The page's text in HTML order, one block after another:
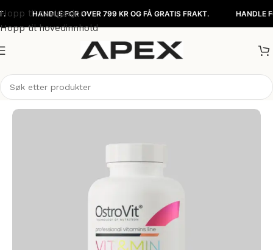
HANDLE FOR OVER 799 KR OG FÅ GRATIS FRAKT. HANDLE FOR
Hopp til navigasjon
Hopp til hovedinnhold
Kosttilskudd